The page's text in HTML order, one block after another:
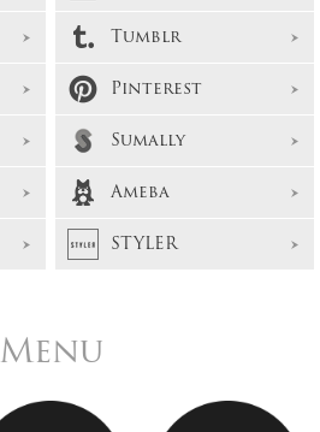
Tumblr
Pinterest
Sumally
Ameba
STYLER
Menu